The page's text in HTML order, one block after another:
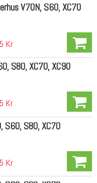
V70N, S60, XC70
Kr
S80, XC70, XC90
Kr
S60, S80, XC70
Kr